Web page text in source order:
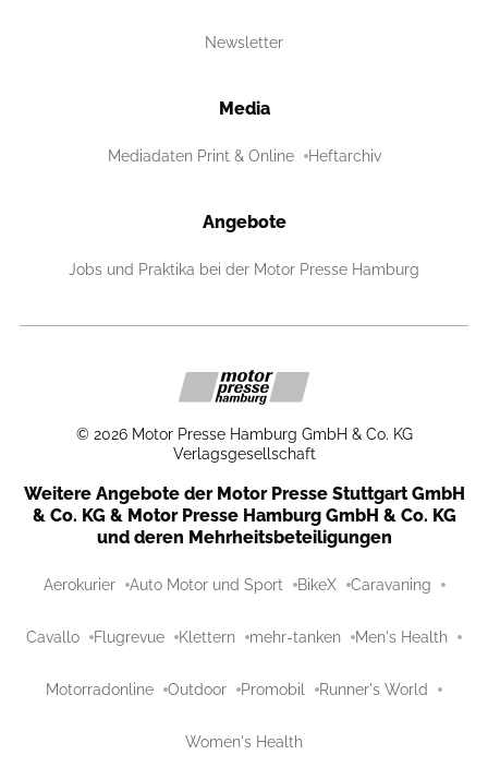
Newsletter
Media
Mediadaten Print & Online Heftarchiv
Angebote
Jobs und Praktika bei der Motor Presse Hamburg
© 2026 Motor Presse Hamburg GmbH & Co. KG
Verlagsgesellschaft
Weitere Angebote der Motor Presse Stuttgart GmbH
& Co. KG & Motor Presse Hamburg GmbH & Co. KG
und deren Mehrheitsbeteiligungen
Aerokurier Auto Motor und Sport BikeX Caravaning
Cavallo Flugrevue Klettern mehr-tanken Men's Health
Motorradonline Outdoor Promobil Runner's World
Women's Health